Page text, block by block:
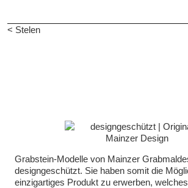
< Stelen
Grabstein-Modelle von Mainzer
designgeschützt. Sie haben somit die
einzigartiges Produkt zu erwerben,